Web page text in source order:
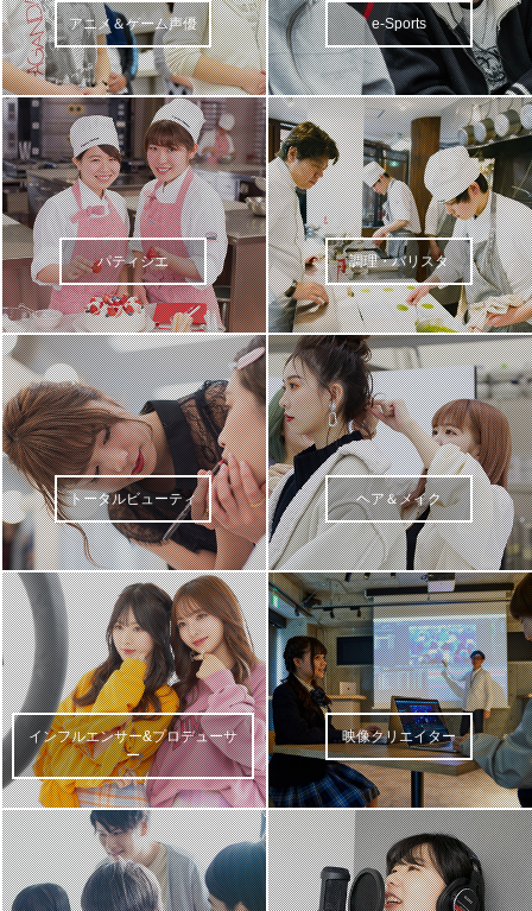
アニメ＆ゲーム声優 e-Sports
パティシエ 調理・バリスタ
トータルビューティ ヘア＆メイク
インフルエンサー&プロデューサ
ー
映像クリエイター